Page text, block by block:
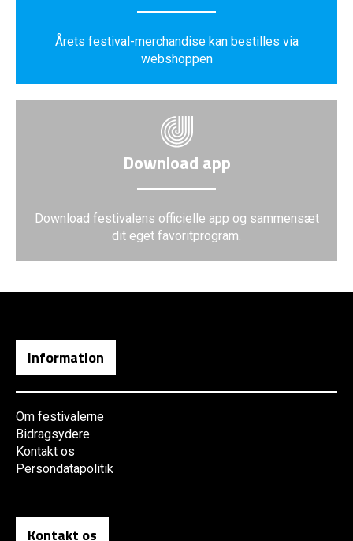
Årets festival-merchandise kan bestilles via
webshoppen
Download app
Download festivalens officielle app og sammensæt
dit eget favoritprogram.
Information
Om festivalerne
Bidragsydere
Kontakt os
Persondatapolitik
Kontakt os